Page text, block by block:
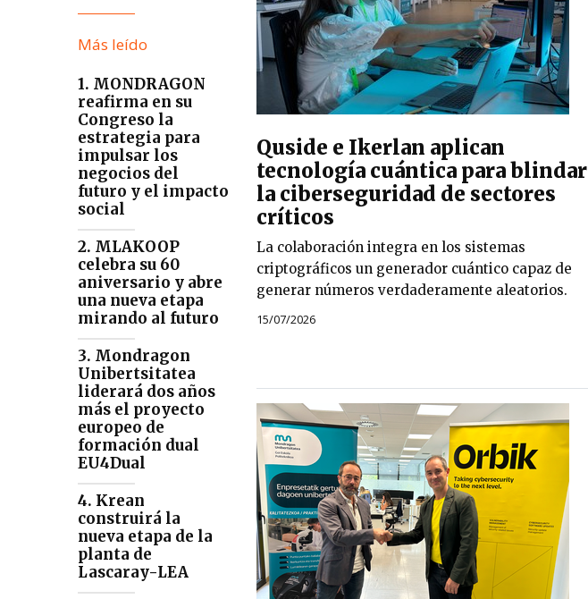
Más leído
1. MONDRAGON
reafirma en su
Congreso la
estrategia para
impulsar los
negocios del
futuro y el impacto
social
2. MLAKOOP
celebra su 60
aniversario y abre
una nueva etapa
mirando al futuro
3. Mondragon
Unibertsitatea
liderará dos años
más el proyecto
europeo de
formación dual
EU4Dual
4. Krean
construirá la
nueva etapa de la
planta de
Lascaray-LEA
Quside e Ikerlan aplican
tecnología cuántica para blindar
la ciberseguridad de sectores
críticos
La colaboración integra en los sistemas
criptográficos un generador cuántico capaz de
generar números verdaderamente aleatorios.
15/07/2026